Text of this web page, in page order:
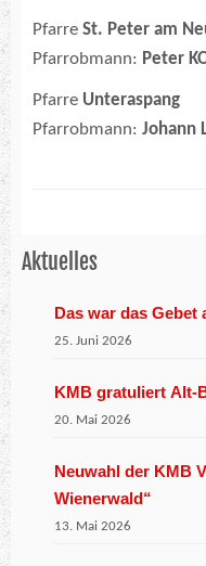
Pfarre St. Peter am
Pfarrobmann: Peter
Pfarre Unteraspang
Pfarrobmann: Johann
Aktuelles
Das war das Gebet
25. Juni 2026
KMB gratuliert Alt-
20. Mai 2026
Neuwahl der KMB
Wienerwald“
13. Mai 2026